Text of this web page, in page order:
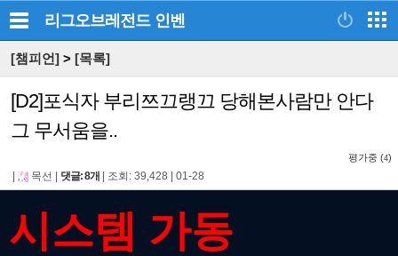
리그오브레전드 인벤
[챔피언] > [목록]
[D2]포식자 부리쯔끄랭끄 당해본사람만 안다
그 무서움을..
평가중 (4)
목선 댓글: 8개 조회: 39,428 01-28
시스템 가동